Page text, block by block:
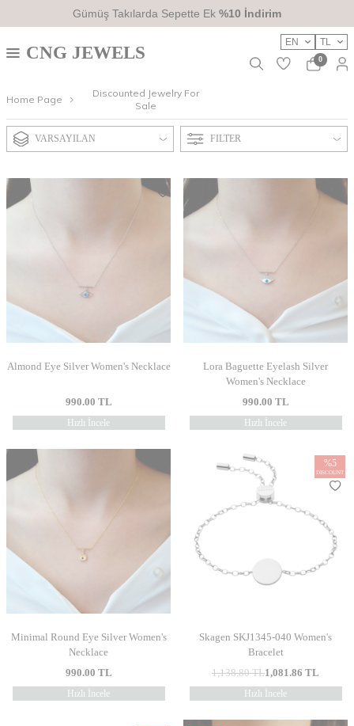
2700TLÜzeri Ücretsiz Kargo
EN TL
CNG JEWELS 0
Home Page
Discounted Jewelry For
Sale
FILTER
VARSAYILAN
Almond Eye Silver Women's Necklace
990.00 TL
Hızlı İncele
Lora Baguette Eyelash Silver
Women's Necklace
990.00 TL
Hızlı İncele
Minimal Round Eye Silver Women's
Necklace
990.00 TL
Hızlı İncele
%5
DISCOUNT
Skagen SKJ1345-040 Women's
Bracelet
1,138.80TL1,081.86 TL
Hızlı İncele